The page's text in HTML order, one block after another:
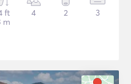
ft
m
4 2 3